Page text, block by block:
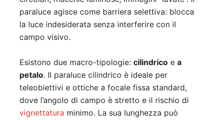
paraluce agisce come barriera selettiva: blocca
la luce indesiderata senza interferire con il
campo visivo.
Esistono due macro-tipologie: cilindrico e a
petalo. Il paraluce cilindrico è ideale per
teleobiettivi e ottiche a focale fissa standard,
dove l’angolo di campo è stretto e il rischio di
vignettatura minimo. La sua lunghezza può